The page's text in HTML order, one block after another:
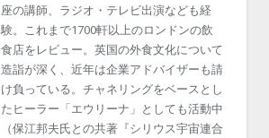
座の講師、ラジオ・テレビ出演なども経
験。これまで1700軒以上のロンドンの飲
食店をレビュー。英国の外食文化について
造詣が深く、近年は企業アドバイザーも請
け負っている。チャネリングをベースとし
たヒーラー「エウリーナ」としても活動中
（保江邦夫氏との共著『シリウス宇宙連合